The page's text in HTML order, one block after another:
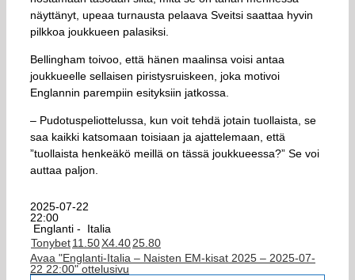
näyttänyt, upeaa turnausta pelaava Sveitsi saattaa hyvin
pilkkoa joukkueen palasiksi.
Bellingham toivoo, että hänen maalinsa voisi antaa
joukkueelle sellaisen piristysruiskeen, joka motivoi
Englannin parempiin esityksiin jatkossa.
– Pudotuspeliottelussa, kun voit tehdä jotain tuollaista, se
saa kaikki katsomaan toisiaan ja ajattelemaan, että
”tuollaista henkeäkö meillä on tässä joukkueessa?” Se voi
auttaa paljon.
2025-07-22
22:00
Englanti -
Italia
Tonybet11.50X4.4025.80
Avaa "Englanti-Italia – Naisten EM-kisat 2025 – 2025-07-
22 22:00" ottelusivu